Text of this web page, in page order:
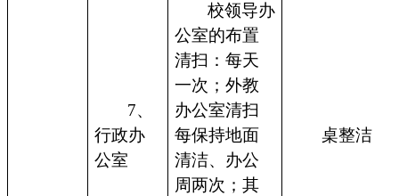
7、
行政办
公室
校领导办
公室的布置
清扫：每天
一次；外教
办公室清扫
每保持地面
清洁、办公
周两次；其
桌整洁